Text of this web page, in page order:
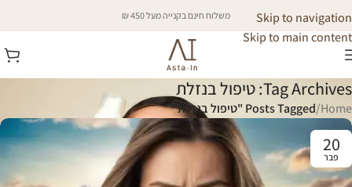
Skip to navigation
Skip to main content
משלוח חינם בקנייה מעל 450 ₪
Tag Archives: טיפול בנזלת
Home
/Posts Tagged "טיפול בנזלת"
20
פבר